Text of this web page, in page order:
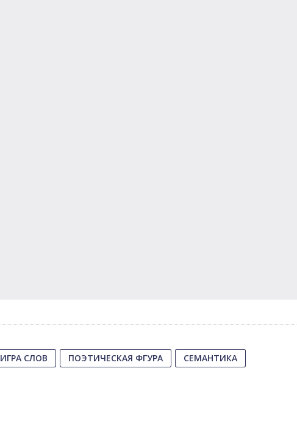
ИГРА СЛОВ ПОЭТИЧЕСКАЯ ФГУРА
СЕМАНТИКА